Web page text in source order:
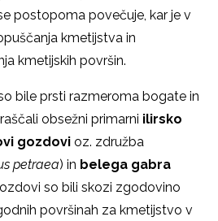
postopoma povečuje, kar je v
kmetijstva in
kmetijskih površin.
bile prsti razmeroma bogate in
obsežni primarni ilirsko
gozdovi oz. združba
petraea) in belega gabra
so bili skozi zgodovino
površinah za kmetijstvo v